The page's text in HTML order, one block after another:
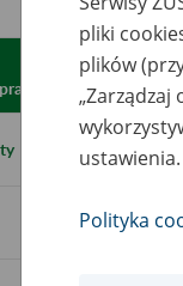
w
pliki
plików
„Zarządzaj
Polityka